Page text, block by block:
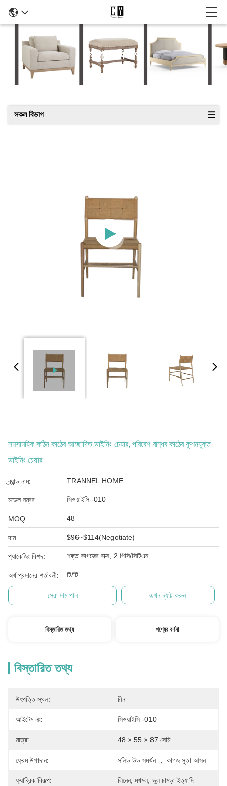
পণ্যের বিবরণ
সকল বিভাগ
সমসাময়িক কঠিন কাঠের আচ্ছাদিত ডাইনিং চেয়ার, পরিবেশ বান্ধব কাঠের কুশনযুক্ত
ডাইনিং চেয়ার
ব্র্যান্ড নাম: TRANNEL HOME
মডেল নম্বর: সিওয়াইসি -010
MOQ: 48
দাম: $96~$114(Negotiate)
প্যাকেজিং বিশদ: শক্ত কাগজের বাক্স, 2 পিসি/সিটিএন
অর্থ প্রদানের শর্তাবলী: টি/টি
সেরা দাম পান এখন চ্যাট করুন
বিস্তারিত তথ্য পণ্যের বর্ণনা
বিস্তারিত তথ্য
উৎপত্তি স্থল: চীন
আইটেম নং: সিওয়াইসি -010
মাত্রা: 48 × 55 × 87 সেমি
ফ্রেম উপাদান: সলিড উড সমর্থন ， কাগজ সুতা আসন
ফ্যাব্রিক বিকল্প: লিনেন, মখমল, ভুল চামড়া ইত্যাদি